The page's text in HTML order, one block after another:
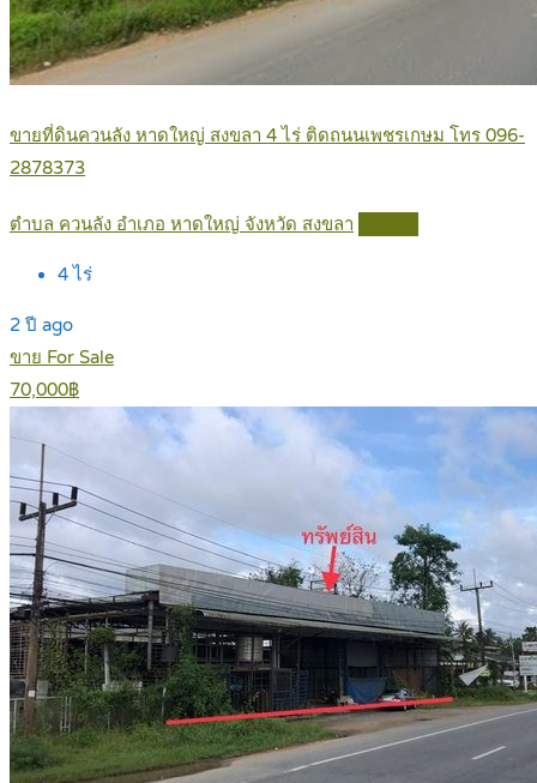
ขายที่ดินควนลัง หาดใหญ่ สงขลา 4 ไร่ ติดถนนเพชรเกษม โทร 096-
2878373
ตำบล ควนลัง อำเภอ หาดใหญ่ จังหวัด สงขลา
4ไร่
2 ปี ago
ขาย For Sale
70,000฿